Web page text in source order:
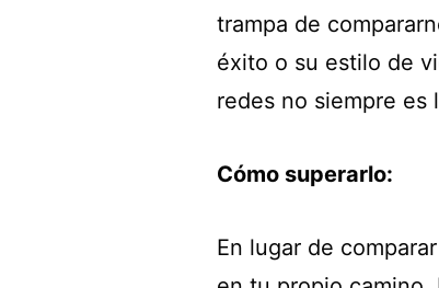
trampa de
éxito o su estilo de
redes no siempre es
Cómo superarlo:
En lugar de